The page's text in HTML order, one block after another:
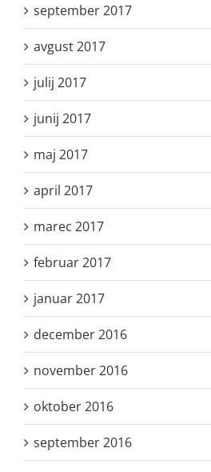
september 2017
avgust 2017
julij 2017
junij 2017
maj 2017
april 2017
marec 2017
februar 2017
januar 2017
december 2016
november 2016
oktober 2016
september 2016